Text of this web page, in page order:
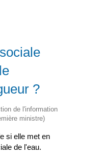
?
de l'information
ministre)
si elle met en
de l'eau.